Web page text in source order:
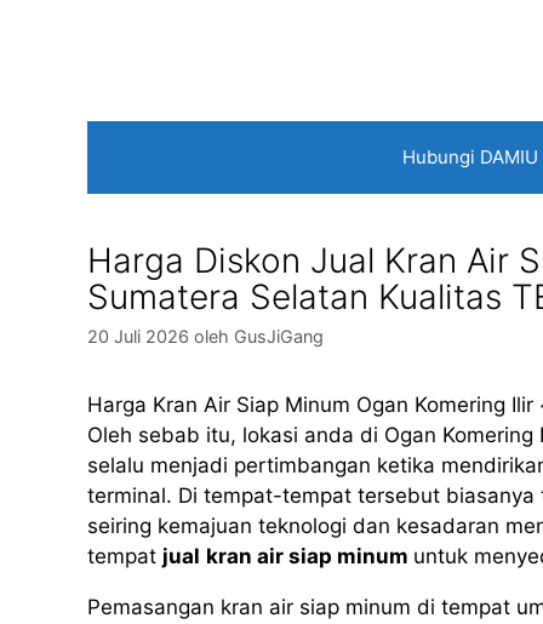
Hubungi DAMIU
Harga Diskon Jual Kran Air
Sumatera Selatan Kualitas
20 Juli 2026 oleh GusJiGang
Harga Kran Air Siap Minum Ogan Komering
Oleh sebab itu, lokasi anda di Ogan
selalu menjadi pertimbangan ketika
terminal. Di tempat-tempat tersebut
seiring kemajuan teknologi dan kesadaran
tempat jual kran air siap minum untuk
Pemasangan kran air siap minum di tempat